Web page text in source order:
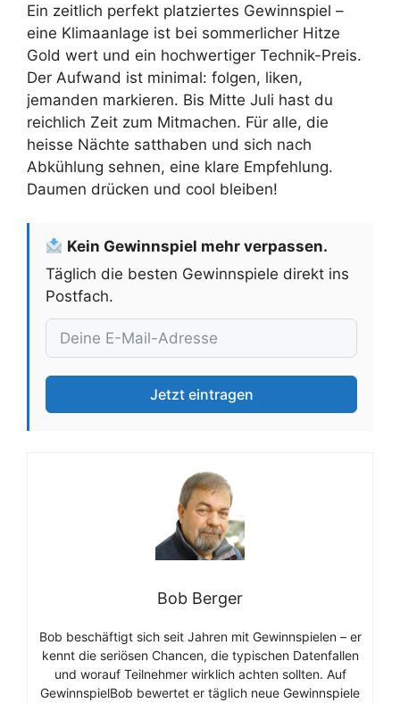
Ein zeitlich perfekt platziertes Gewinnspiel –
eine Klimaanlage ist bei sommerlicher Hitze
Gold wert und ein hochwertiger Technik-Preis.
Der Aufwand ist minimal: folgen, liken,
jemanden markieren. Bis Mitte Juli hast du
reichlich Zeit zum Mitmachen. Für alle, die
heisse Nächte satthaben und sich nach
Abkühlung sehnen, eine klare Empfehlung.
Daumen drücken und cool bleiben!
Kein Gewinnspiel mehr verpassen.
Täglich die besten Gewinnspiele direkt ins
Postfach.
Jetzt eintragen
Bob Berger
Bob beschäftigt sich seit Jahren mit Gewinnspielen – er
kennt die seriösen Chancen, die typischen Datenfallen
und worauf Teilnehmer wirklich achten sollten. Auf
GewinnspielBob bewertet er täglich neue Gewinnspiele